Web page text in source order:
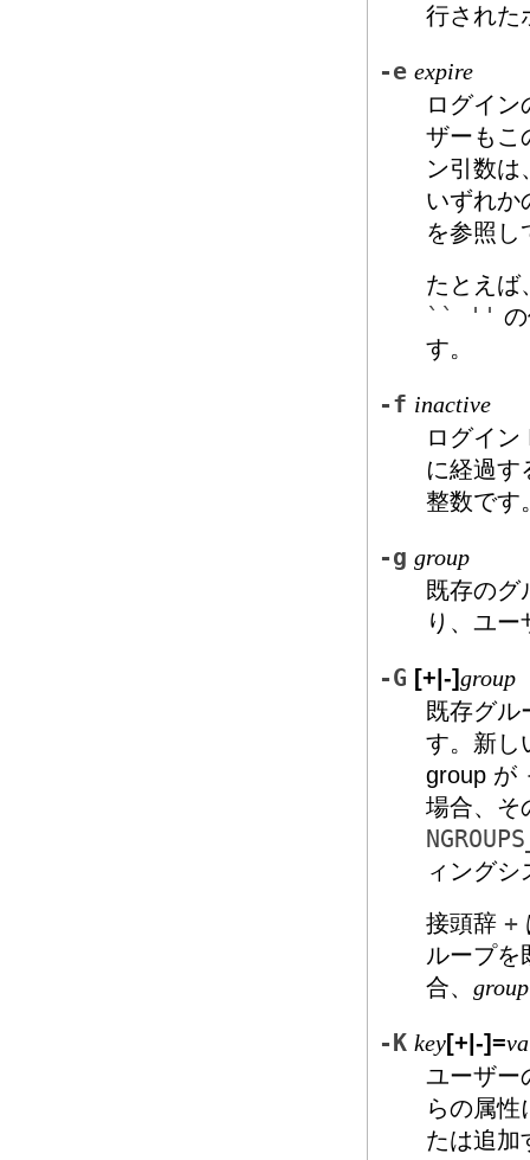
行された
-e expire
ログイン
ザーもこ
ン引数
いずれか
を参照し
たとえば
`` ''
す。
-f inactive
ログイ
に経過す
整数です
-g group
既存のグ
り、ユ
-G [+|-]group
既存グル
す。新し
group が
場合、そ
ィング
接頭辞 +
ループを
合、 group
-K key[+|-]=
ユーザ
らの属
たは追加